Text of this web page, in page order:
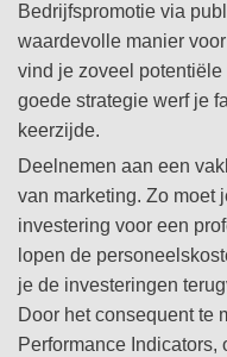
Bedrijfspromotie via
waardevolle manier
vind je zoveel
goede strategie werf je
keerzijde.
Deelnemen aan een
van marketing. Zo moet
investering voor een
lopen de
je de investeringen
Door het consequent te
Performance Indicators,